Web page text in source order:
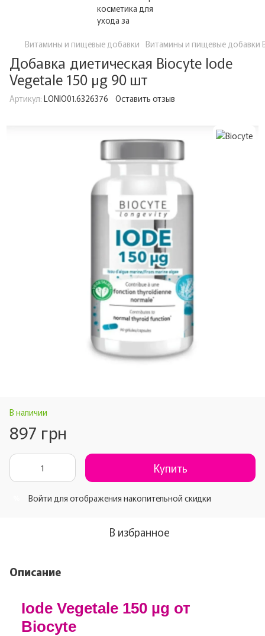
Витамины и пищевые добавки Витамины и пищевые добавки
Добавка диетическая Biocyte Iode
Vegetale 150 µg 90 шт
Артикул: LONIO01.6326376 Оставить отзыв
В наличии
897 грн
Купить
Войти для отображения накопительной скидки
В избранное
Описание
Iode Vegetale 150 µg от
Biocyte